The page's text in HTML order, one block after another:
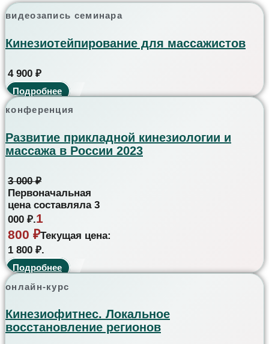
видеозапись семинара
Кинезиотейпирование для массажистов
4 900 ₽
Подробнее
конференция
Развитие прикладной кинезиологии и
массажа в России 2023
3 000₽
Первоначальная
цена составляла 3
000 ₽.1
800 ₽Текущая цена:
1 800 ₽.
Подробнее
онлайн-курс
Кинезиофитнес. Локальное
восстановление регионов